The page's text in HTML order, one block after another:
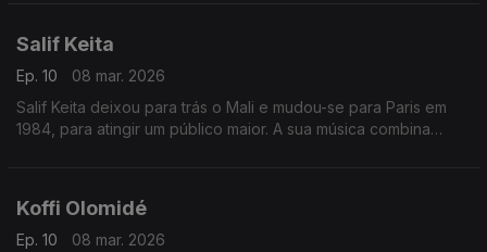
Salif Keita
Ep. 10
08 mar. 2026
Salif Keita deixou para trás o Mali e mudou-se para Paris em
1984, para atingir um público maior. A sua música combina
Koffi Olomidé
Ep. 10
08 mar. 2026